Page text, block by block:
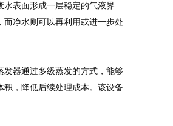
表面形成一层稳定的气液界
净水则可以再利用或进一步处
器通过多级蒸发的方式，能够
，降低后续处理成本。该设备